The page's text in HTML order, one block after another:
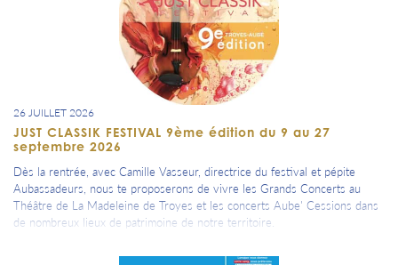
26 JUILLET 2026
JUST CLASSIK FESTIVAL 9ème édition du 9 au 27
septembre 2026
Dès la rentrée, avec Camille Vasseur, directrice du festival et pépite
Aubassadeurs, nous te proposerons de vivre les Grands Concerts au
Théâtre de La Madeleine de Troyes et les concerts Aube' Cessions dans
de nombreux lieux de patrimoine de notre territoire.
toutes les infos sur le Just Classik Festival :